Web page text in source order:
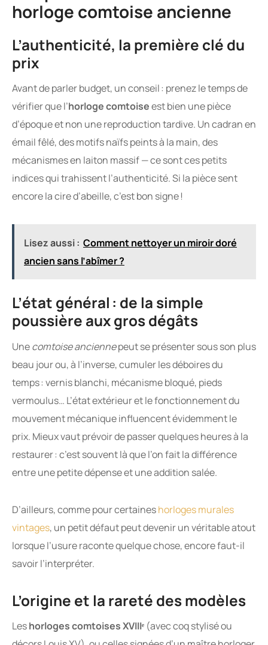
horloge comtoise ancienne
L’authenticité, la première clé du
prix
Avant de parler budget, un conseil : prenez le temps de
vérifier que l’horloge comtoiseest bien une pièce
d’époque et non une reproduction tardive. Un cadran en
émail fêlé, des motifs naïfs peints à la main, des
mécanismes en laiton massif — ce sont ces petits
indices qui trahissent l’authenticité. Si la pièce sent
encore la cire d’abeille, c’est bon signe !
Lisez aussi : Comment nettoyer un miroir doré
ancien sans l’abîmer ?
L’état général : de la simple
poussière aux gros dégâts
Unecomtoise anciennepeut se présenter sous son plus
beau jour ou, à l’inverse, cumuler les déboires du
temps : vernis blanchi, mécanisme bloqué, pieds
vermoulus… L’état extérieur et le fonctionnement du
mouvement mécanique influencent évidemment le
prix. Mieux vaut prévoir de passer quelques heures à la
restaurer : c’est souvent là que l’on fait la différence
entre une petite dépense et une addition salée.
D’ailleurs, comme pour certaineshorloges murales
vintages, un petit défaut peut devenir un véritable atout
lorsque l’usure raconte quelque chose, encore faut-il
savoir l’interpréter.
L’origine et la rareté des modèles
Leshorloges comtoises XVIIIᵉ (avec coq stylisé ou